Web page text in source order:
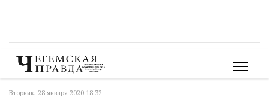
Вторник, 28 января 2020 18:32